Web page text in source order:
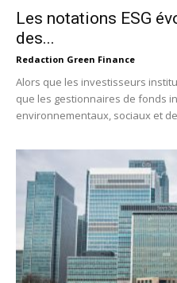
Les notations ESG
des...
Redaction Green Finance
Alors que les investisseurs
que les gestionnaires de fonds
environnementaux, sociaux et